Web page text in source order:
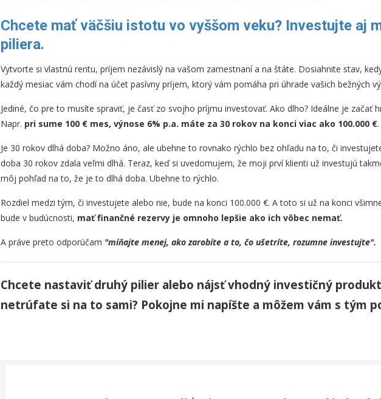
Chcete mať väčšiu istotu vo vyššom veku? Investujte aj
piliera.
Vytvorte si vlastnú rentu, príjem nezávislý na vašom zamestnaní a na štáte. Dosiahnite stav,
každý mesiac vám chodí na účet pasívny príjem, ktorý vám pomáha pri úhrade vašich bežných
Jediné, čo pre to musíte spraviť, je časť zo svojho príjmu investovať. Ako dlho? Ideálne je začať
Napr. pri sume 100 € mes, výnose 6% p.a. máte za 30 rokov na konci viac ako 100.000 €.
Je 30 rokov dlhá doba? Možno áno, ale ubehne to rovnako rýchlo bez ohľadu na to, či
doba 30 rokov zdala veľmi dlhá. Teraz, keď si uvedomujem, že moji prví klienti už investujú
môj pohľad na to, že je to dlhá doba. Ubehne to rýchlo.
Rozdiel medzi tým, či investujete alebo nie, bude na konci 100.000 €. A toto si už na konci
bude v budúcnosti, mať finančné rezervy je omnoho lepšie ako ich vôbec nemať.
A práve preto odporúčam "míňajte menej, ako zarobíte a to, čo ušetríte, rozumne investujte".
Chcete nastaviť druhý pilier alebo nájsť vhodný investičný
netrúfate si na to sami? Pokojne mi napíšte a môžem vám s tým